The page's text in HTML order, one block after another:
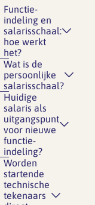
Functie-
indeling en
salarisschaal:
hoe werkt
het?
Wat is de
persoonlijke
salarisschaal?
Huidige
salaris als
uitgangspunt
voor nieuwe
functie-
indeling?
Worden
startende
technische
tekenaars